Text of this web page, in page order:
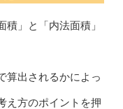
」と「内法面積」
算出されるかによっ
え方のポイントを押